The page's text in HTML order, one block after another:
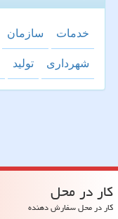
خدمات سازمان
شهرداری تولید
كار در محل
کار در محل سفارش دهنده